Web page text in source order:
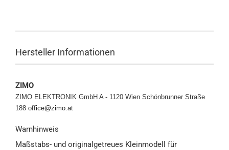
Hersteller Informationen
ZIMO
ZIMO ELEKTRONIK GmbH A - 1120 Wien Schönbrunner Straße
188 office@zimo.at
Warnhinweis
Maßstabs- und originalgetreues Kleinmodell für